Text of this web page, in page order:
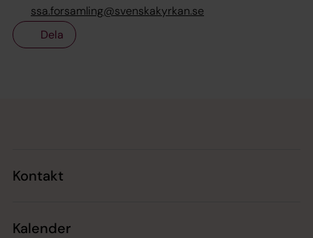
ssa.forsamling@svenskakyrkan.se
Dela
Kontakt
Kalender